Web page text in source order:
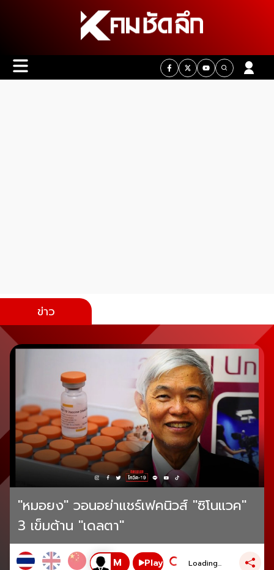
ข่าว
"หมอยง" วอนอย่าแชร์เฟคนิวส์ "ซิโนแวค"
3 เข็มต้าน "เดลตา"
Play Loading...